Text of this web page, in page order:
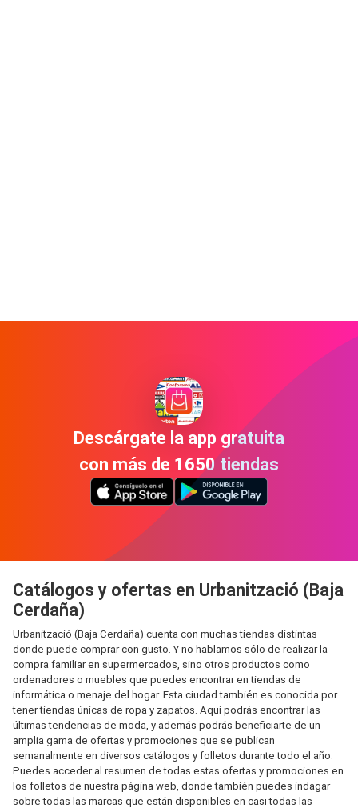
Descárgate la app gratuita
con más de 1650 tiendas
Catálogos y ofertas en Urbanització (Baja
Cerdaña)
Urbanització (Baja Cerdaña) cuenta con muchas tiendas distintas
donde puede comprar con gusto. Y no hablamos sólo de realizar la
compra familiar en supermercados, sino otros productos como
ordenadores o muebles que puedes encontrar en tiendas de
informática o menaje del hogar. Esta ciudad también es conocida por
tener tiendas únicas de ropa y zapatos. Aquí podrás encontrar las
últimas tendencias de moda, y además podrás beneficiarte de un
amplia gama de ofertas y promociones que se publican
semanalmente en diversos catálogos y folletos durante todo el año.
Puedes acceder al resumen de todas estas ofertas y promociones en
los folletos de nuestra página web, donde también puedes indagar
sobre todas las marcas que están disponibles en casi todas las